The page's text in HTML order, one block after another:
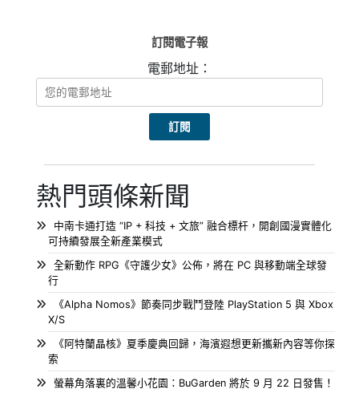
訂閱電子報
電郵地址：
熱門頭條新聞
中南卡通打造 “IP + 科技 + 文旅” 融合標杆，開創國漫實體化
可持續發展全新產業模式
全新動作 RPG《守護少女》公佈，將在 PC 與移動端全球發
行
《Alpha Nomos》節奏同步戰鬥登陸 PlayStation 5 與 Xbox
X/S
《阿特蘭晶核》夏季慶典回歸，海濱遐想更新攜新內容等你探
索
螢幕角落裏的溫馨小花園：BuGarden 將於 9 月 22 日發售！